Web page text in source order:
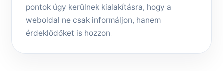
pontok úgy kerülnek kialakításra, hogy a
weboldal ne csak informáljon, hanem
érdeklődőket is hozzon.